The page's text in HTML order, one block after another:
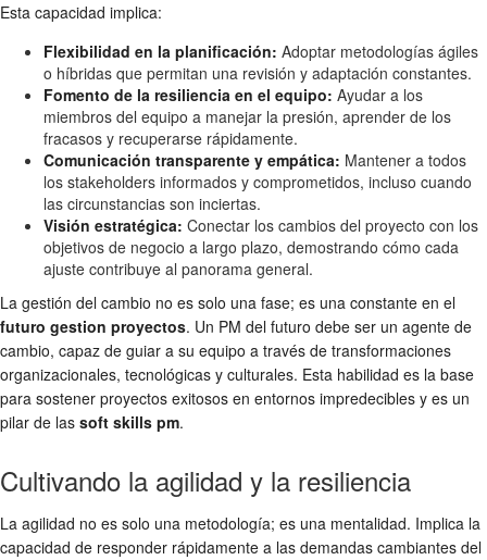
Esta capacidad implica:
Flexibilidad en la planificación: Adoptar metodologías ágiles
o híbridas que permitan una revisión y adaptación constantes.
Fomento de la resiliencia en el equipo: Ayudar a los
miembros del equipo a manejar la presión, aprender de los
fracasos y recuperarse rápidamente.
Comunicación transparente y empática: Mantener a todos
los stakeholders informados y comprometidos, incluso cuando
las circunstancias son inciertas.
Visión estratégica: Conectar los cambios del proyecto con los
objetivos de negocio a largo plazo, demostrando cómo cada
ajuste contribuye al panorama general.
La gestión del cambio no es solo una fase; es una constante en el
futuro gestion proyectos. Un PM del futuro debe ser un agente de
cambio, capaz de guiar a su equipo a través de transformaciones
organizacionales, tecnológicas y culturales. Esta habilidad es la base
para sostener proyectos exitosos en entornos impredecibles y es un
pilar de las soft skills pm.
Cultivando la agilidad y la resiliencia
La agilidad no es solo una metodología; es una mentalidad. Implica la
capacidad de responder rápidamente a las demandas cambiantes del